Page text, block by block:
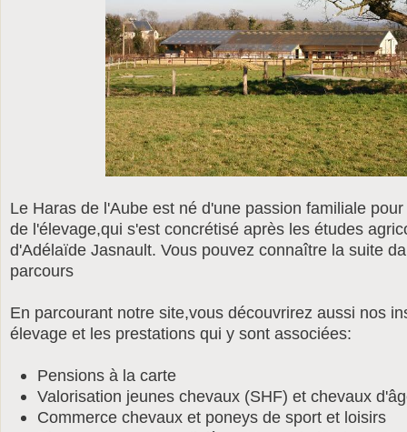
Le Haras de l'Aube est né d'une passion familiale
de l'élevage,qui s'est concrétisé après les études
d'Adélaïde Jasnault. Vous pouvez connaître la suite
parcours
En parcourant notre site,vous découvrirez aussi nos
élevage et les prestations qui y sont associées:
Pensions à la carte
Valorisation jeunes chevaux (SHF) et chevaux
Commerce chevaux et poneys de sport et loisirs